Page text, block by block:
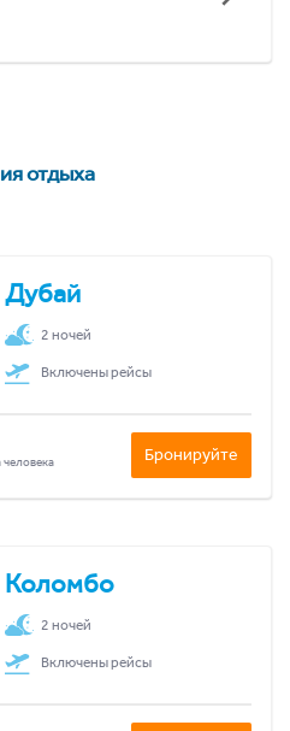
отдыха
Дубай
2 ночей
Включены рейсы
Бронируйте
Коломбо
2 ночей
Включены рейсы